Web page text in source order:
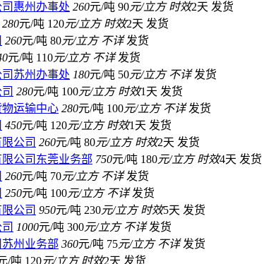
惠州办事处 260元/吨 90元/立方 时效2天 发货
280元/吨 120元/立方 时效2天 发货
260元/吨 80元/立方 不详 发货
元/吨 110元/立方 不详 发货
苏州办事处 180元/吨 50元/立方 不详 发货
280元/吨 100元/立方 时效1天 发货
运输中心 280元/吨 100元/立方 不详 发货
450元/吨 120元/立方 时效1天 发货
公司 260元/吨 80元/立方 时效2天 发货
公司东莞业务部 750元/吨 180元/立方 时效4天 发货
260元/吨 70元/立方 不详 发货
250元/吨 100元/立方 不详 发货
公司 950元/吨 230元/立方 时效5天 发货
1000元/吨 300元/立方 不详 发货
州业务部 360元/吨 75元/立方 不详 发货
/吨 120元/立方 时效2天 发货